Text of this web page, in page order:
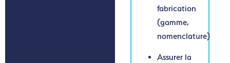
fabrication
(gamme,
nomenclature)
Assurer la